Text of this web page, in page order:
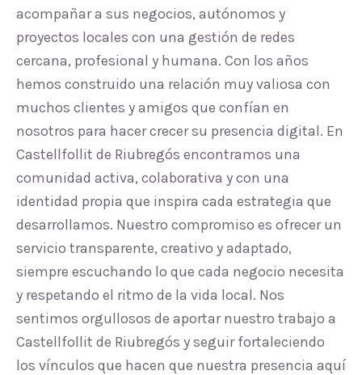
acompañar a sus negocios, autónomos y
proyectos locales con una gestión de redes
cercana, profesional y humana. Con los años
hemos construido una relación muy valiosa con
muchos clientes y amigos que confían en
nosotros para hacer crecer su presencia digital. En
Castellfollit de Riubregós encontramos una
comunidad activa, colaborativa y con una
identidad propia que inspira cada estrategia que
desarrollamos. Nuestro compromiso es ofrecer un
servicio transparente, creativo y adaptado,
siempre escuchando lo que cada negocio necesita
y respetando el ritmo de la vida local. Nos
sentimos orgullosos de aportar nuestro trabajo a
Castellfollit de Riubregós y seguir fortaleciendo
los vínculos que hacen que nuestra presencia aquí